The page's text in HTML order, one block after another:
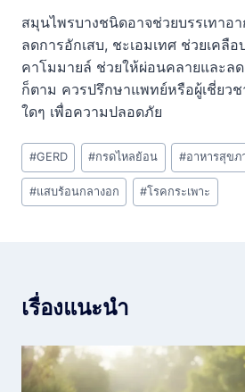
สมุนไพรบางชนิดอาจช่วยบรรเทาอ
ลดการอักเสบ, ชะเอมเทศ ช่วยเคลื
คาโมมายล์ ช่วยให้ผ่อนคลายและลด
ก็ตาม ควรปรึกษาแพทย์หรือผู้เชี่ยว
ใดๆ เพื่อความปลอดภัย
Post
Tags:
#GERD #กรดไหลย้อน #อาหารสุขภ
#แสบร้อนกลางอก #โรคกระเพาะ
เรื่องแนะนำ